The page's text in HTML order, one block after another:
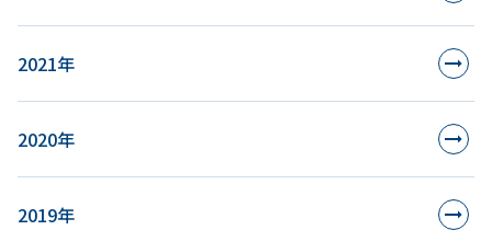
2021年
2020年
2019年